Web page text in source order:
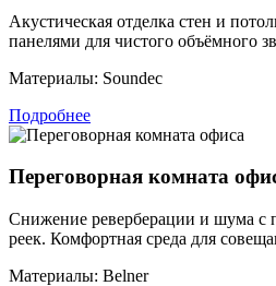
Акустическая отделка стен и
панелями для чистого объёмного
Материалы: Soundec
Подробнее
Переговорная комната
Снижение реверберации и шума с
реек. Комфортная среда для
Материалы: Belner